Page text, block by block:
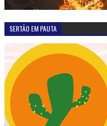
SERTÃO EM PAUTA